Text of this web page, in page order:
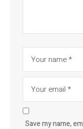
Save my name,